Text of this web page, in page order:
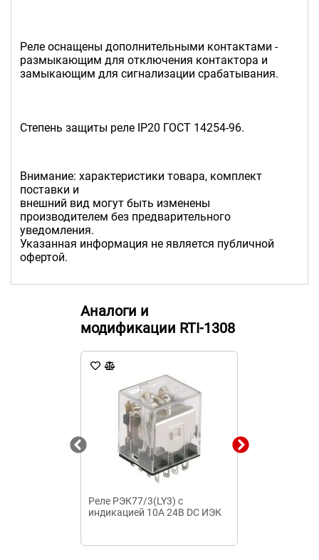
Реле оснащены дополнительными контактами -
размыкающим для отключения контактора и
замыкающим для сигнализации срабатывания.
Степень защиты реле IP20 ГОСТ 14254-96.
Внимание: характеристики товара, комплект
поставки и
внешний вид могут быть изменены
производителем без предварительного
уведомления.
Указанная информация не является публичной
офертой.
Аналоги и
модификации RTI-1308
Реле РЭК77/3(LY3) с
индикацией 10А 24В DC ИЭК